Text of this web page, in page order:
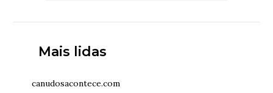
Mais lidas
canudosacontece.com